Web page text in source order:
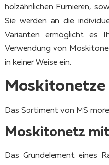
holzähnlichen Furnieren,
Sie werden an die
Varianten ermöglicht es
Verwendung von
in keiner Weise ein.
Moskitonetze
Das Sortiment von MS
Moskitonetz
Das Grundelement eines